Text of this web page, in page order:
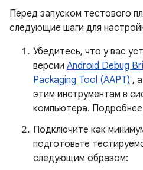
Перед запуском тестового
следующие шаги для
Убедитесь, что у вас
версии Android Debug
Packaging Tool (AAPT) ,
этим инструментам в
компьютера.
Подключите как
подготовьте
следующим образом: